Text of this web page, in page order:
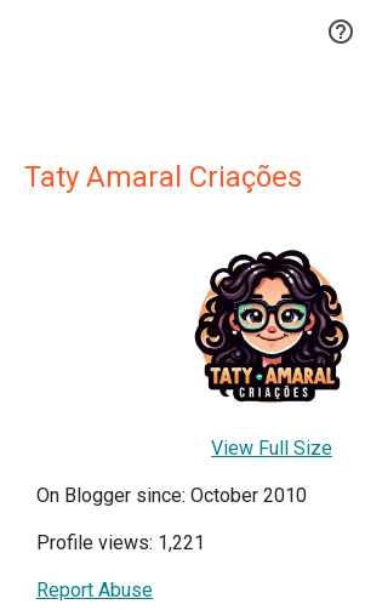

Taty Amaral Criações
View Full Size
On Blogger since: October 2010
Profile views: 1,221
Report Abuse